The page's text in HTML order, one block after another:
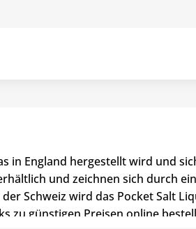
in England hergestellt wird und
und zeichnen sich durch
Schweiz wird das Pocket Salt
zu günstigen Preisen online